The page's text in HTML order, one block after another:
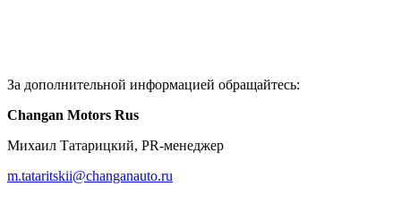
За дополнительной информацией обращайтесь:
Changan Motors Rus
Михаил Татарицкий, PR-менеджер
m.tataritskii@changanauto.ru